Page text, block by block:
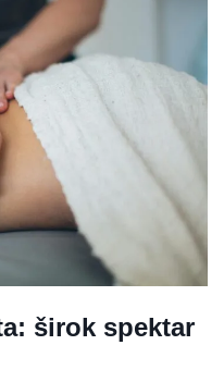
širok spektar